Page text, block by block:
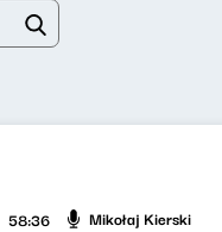
58:36 Mikołaj Kierski